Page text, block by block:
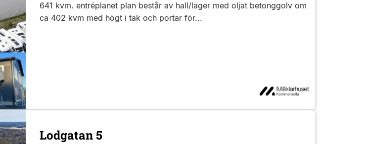
641 kvm. entréplanet plan består av hall/lager med oljat betonggolv om
ca 402 kvm med högt i tak och portar för...
Lodgatan 5